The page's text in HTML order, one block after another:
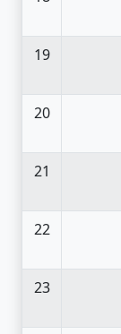
19
20
21
22
23